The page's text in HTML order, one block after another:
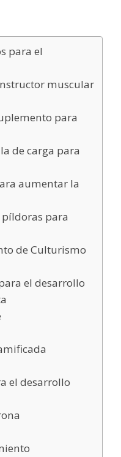
para el
muscular
para
de carga para
aumentar la
píldoras para
de Culturismo
el desarrollo
el desarrollo